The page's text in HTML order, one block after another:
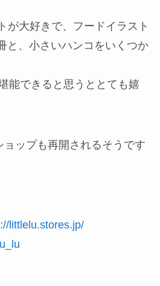
が大好きで、フードイラスト
と、小さいハンコをいくつか
能できると思うととても嬉
ップも再開されるそうです
littlelu.stores.jp/